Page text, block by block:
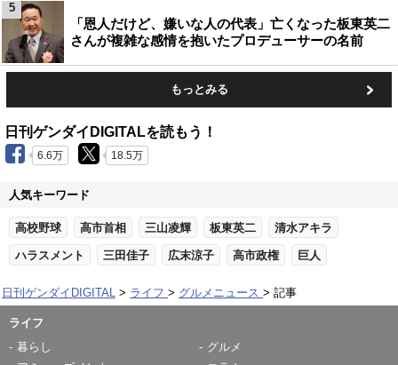
「恩人だけど、嫌いな人の代表」亡くなった板東英二
さんが複雑な感情を抱いたプロデューサーの名前
5
もっとみる
日刊ゲンダイDIGITALを読もう！
6.6万 18.5万
人気キーワード
高校野球 高市首相 三山凌輝 板東英二 清水アキラ
ハラスメント 三田佳子 広末涼子 高市政権 巨人
日刊ゲンダイDIGITAL ライフ グルメニュース 記事
ライフ
暮らし
グルメ